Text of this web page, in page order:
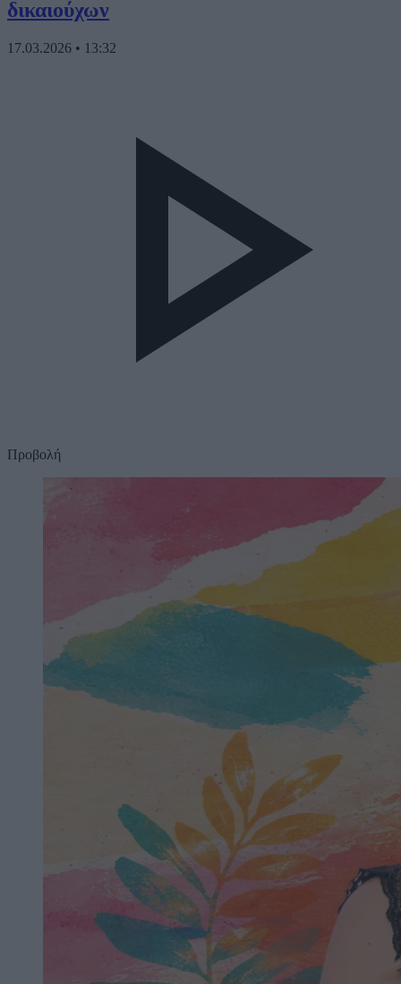
δικαιούχων
17.03.2026 • 13:32
Προβολή